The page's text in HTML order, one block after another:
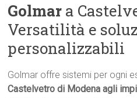
Golmar a
Versatilità e
personalizzabili
Golmar offre sistemi per ogni
Castelvetro di Modena agli